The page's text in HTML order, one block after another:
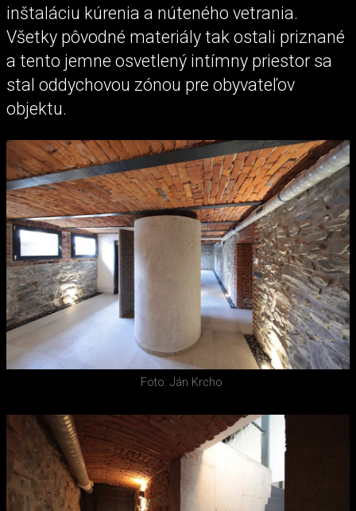
inštaláciu kúrenia a núteného vetrania.
Všetky pôvodné materiály tak ostali priznané
a tento jemne osvetlený intímny priestor sa
stal oddychovou zónou pre obyvateľov
objektu.
Foto: Ján Krcho